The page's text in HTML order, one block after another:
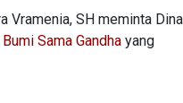
Vramenia, SH meminta
Bumi Sama Gandha yang